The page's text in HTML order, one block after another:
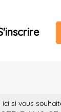
ici si vous